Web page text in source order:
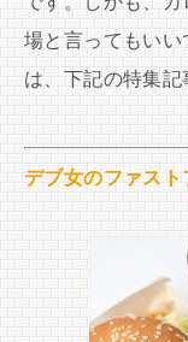
場と言ってもいい
は、下記の特集記
デブ女のファス